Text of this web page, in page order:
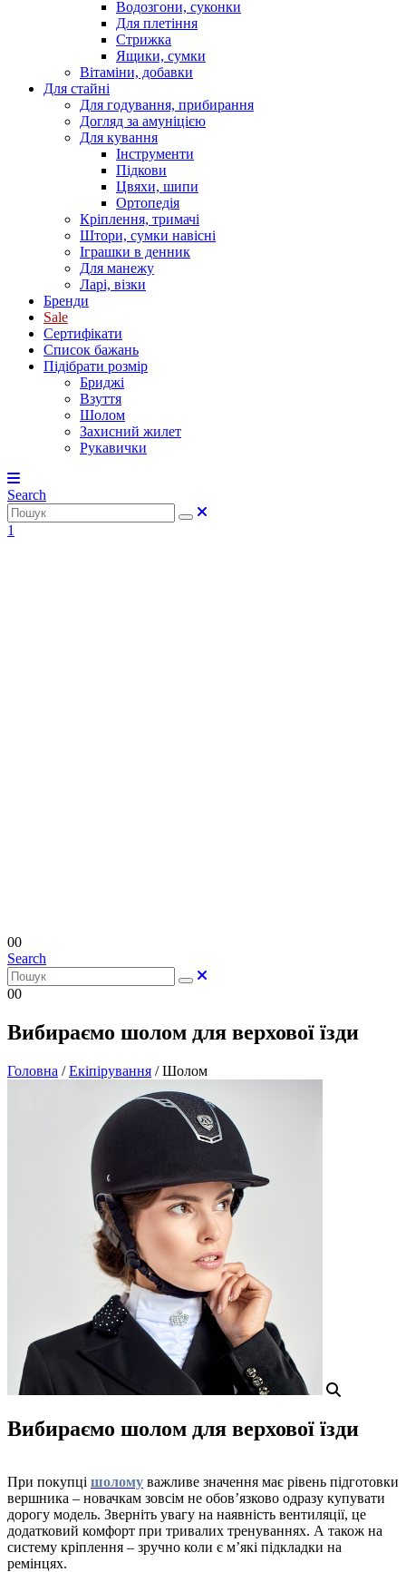
Водозгони, суконки
Для плетіння
Стрижка
Ящики, сумки
Вітаміни, добавки
Для стайні
Для годування, прибирання
Догляд за амуніцією
Для кування
Інструменти
Підкови
Цвяхи, шипи
Ортопедія
Кріплення, тримачі
Штори, сумки навісні
Іграшки в денник
Для манежу
Ларі, візки
Бренди
Sale
Сертифікати
Список бажань
Підібрати розмір
Бриджі
Взуття
Шолом
Захисний жилет
Рукавички
Search
1
00
Search
00
Вибираємо шолом для верхової їзди
Головна /Екіпірування /Шолом
Вибираємо шолом для верхової їзди
При покупці шолому важливе значення має рівень підготовки
вершника – новачкам зовсім не обов’язково одразу купувати
дорогу модель. Зверніть увагу на наявність вентиляції, це
додатковий комфорт при тривалих тренуваннях. А також на
систему кріплення – зручно коли є м’які підкладки на
ремінцях.